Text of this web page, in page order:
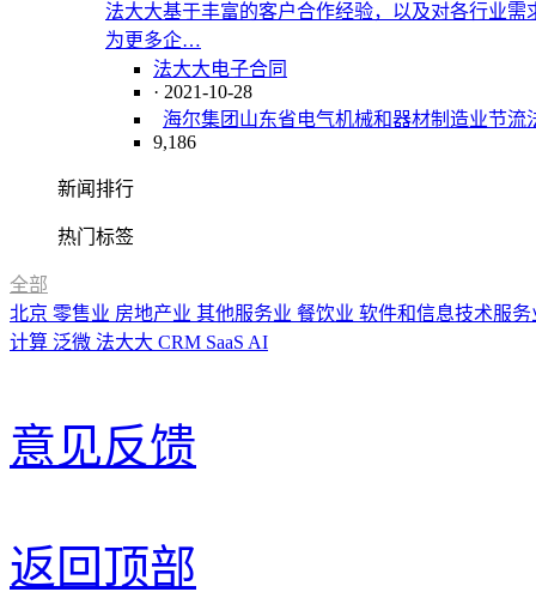
法大大基于丰富的客户合作经验，以及对各行业
为更多企…
法大大电子合同
· 2021-10-28
海尔集团 山东省电气机械和器材制造业节流
9,186
新闻排行
热门标签
全部
北京 零售业 房地产业 其他服务业 餐饮业 软件和信息技术服
计算 泛微 法大大 CRM SaaS AI
意见反馈
返回顶部